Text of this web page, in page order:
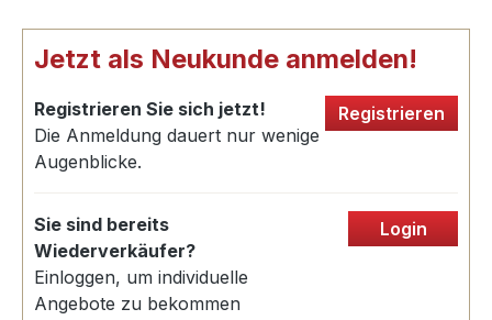
Jetzt als Neukunde anmelden!
Registrieren Sie sich jetzt!
Die Anmeldung dauert nur wenige
Augenblicke.
Registrieren
Sie sind bereits
Wiederverkäufer?
Einloggen, um individuelle
Angebote zu bekommen
Login